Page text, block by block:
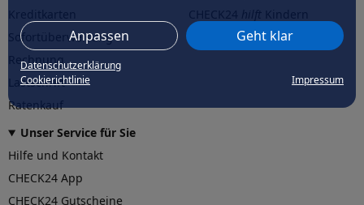
Anpassen Geht klar
Datenschutzerklärung
Cookierichtlinie
Impressum
Sofortüberweisung
Rechnung
Lastschrift
Ratenkauf
CHECK24hilftder Natur
Unser Service für Sie
Hilfe und Kontakt
CHECK24 App
CHECK24 Gutscheine